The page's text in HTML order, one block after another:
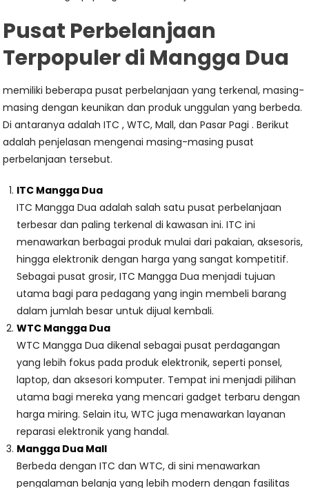
Pusat Perbelanjaan
Terpopuler di Mangga Dua
memiliki beberapa pusat perbelanjaan yang terkenal, masing-
masing dengan keunikan dan produk unggulan yang berbeda.
Di antaranya adalah ITC , WTC, Mall, dan Pasar Pagi . Berikut
adalah penjelasan mengenai masing-masing pusat
perbelanjaan tersebut.
ITC Mangga Dua
ITC Mangga Dua adalah salah satu pusat perbelanjaan
terbesar dan paling terkenal di kawasan ini. ITC ini
menawarkan berbagai produk mulai dari pakaian, aksesoris,
hingga elektronik dengan harga yang sangat kompetitif.
Sebagai pusat grosir, ITC Mangga Dua menjadi tujuan
utama bagi para pedagang yang ingin membeli barang
dalam jumlah besar untuk dijual kembali.
WTC Mangga Dua
WTC Mangga Dua dikenal sebagai pusat perdagangan
yang lebih fokus pada produk elektronik, seperti ponsel,
laptop, dan aksesori komputer. Tempat ini menjadi pilihan
utama bagi mereka yang mencari gadget terbaru dengan
harga miring. Selain itu, WTC juga menawarkan layanan
reparasi elektronik yang handal.
Mangga Dua Mall
Berbeda dengan ITC dan WTC, di sini menawarkan
pengalaman belanja yang lebih modern dengan fasilitas